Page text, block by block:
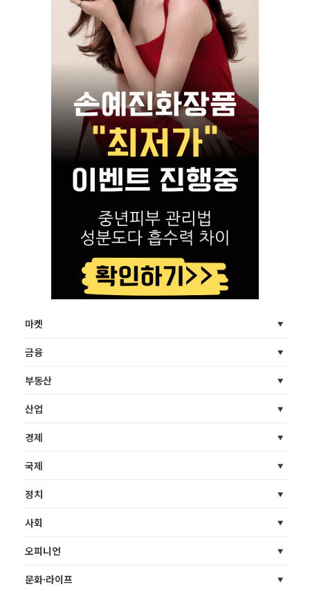
마켓
금융
부동산
산업
경제
국제
정치
사회
오피니언
문화·라이프